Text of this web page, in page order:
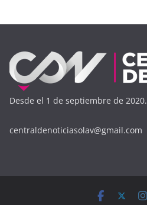
Desde el 1 de septiembre de 2020.
centraldenoticiasolav@gmail.com